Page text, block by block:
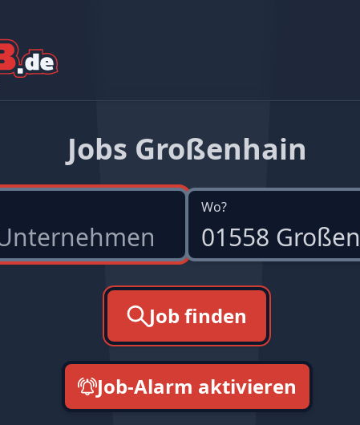
Jobs Großenhain
Wo?
Job finden
Job-Alarm aktivieren